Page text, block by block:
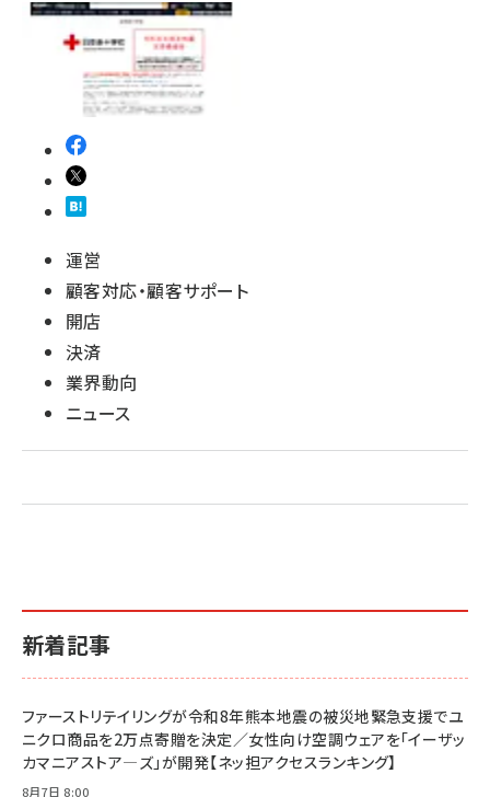
運営
顧客対応・顧客サポート
開店
決済
業界動向
ニュース
新着記事
ファーストリテイリングが令和8年熊本地震の被災地緊急支援でユ
ニクロ商品を2万点寄贈を決定／女性向け空調ウェアを「イーザッ
カマニアストア―ズ」が開発【ネッ担アクセスランキング】
8月7日 8:00